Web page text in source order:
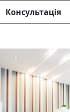
Консультація